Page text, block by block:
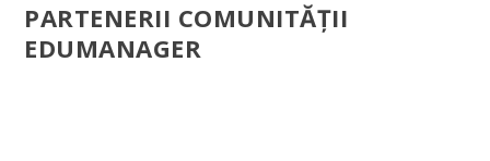
PARTENERII COMUNITĂŢII
EDUMANAGER